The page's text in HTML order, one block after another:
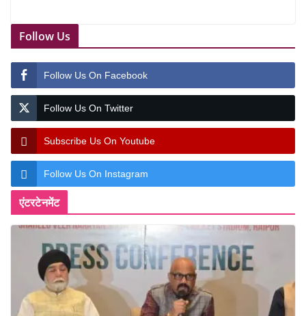
Follow Us
Follow Us On Facebook
Follow Us On Twitter
Subscribe Us On Youtube
Follow Us On Instagram
एंटरटेनमेंट